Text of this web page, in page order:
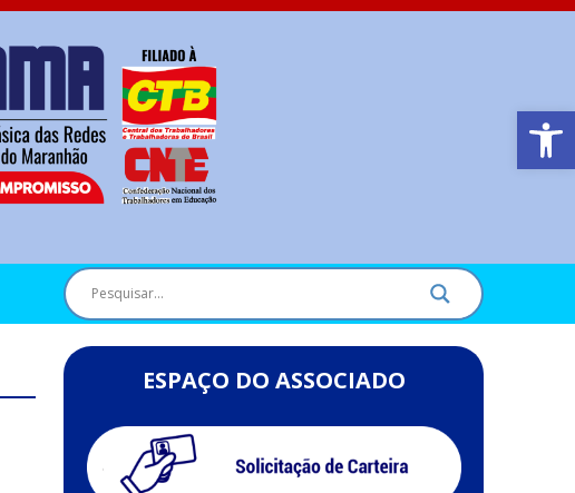
Barra de
ESPAÇO DO ASSOCIADO